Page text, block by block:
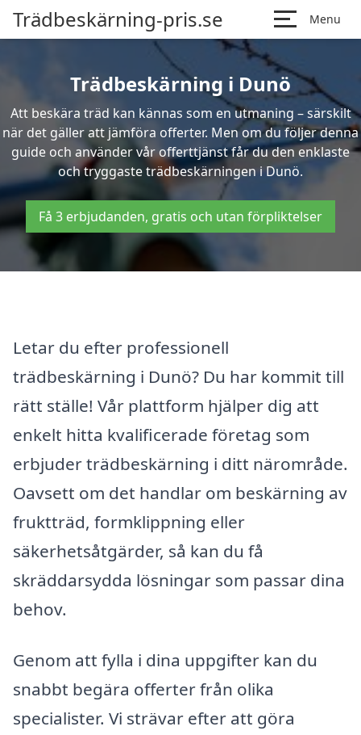
Trädbeskärning-pris.se Menu
Trädbeskärning i Dunö
Att beskära träd kan kännas som en utmaning – särskilt
när det gäller att jämföra offerter. Men om du följer denna
guide och använder vår offerttjänst får du den enklaste
och tryggaste trädbeskärningen i Dunö.
Få 3 erbjudanden, gratis och utan förpliktelser
Letar du efter professionell
trädbeskärning i Dunö? Du har kommit till
rätt ställe! Vår plattform hjälper dig att
enkelt hitta kvalificerade företag som
erbjuder trädbeskärning i ditt närområde.
Oavsett om det handlar om beskärning av
fruktträd, formklippning eller
säkerhetsåtgärder, så kan du få
skräddarsydda lösningar som passar dina
behov.
Genom att fylla i dina uppgifter kan du
snabbt begära offerter från olika
specialister. Vi strävar efter att göra